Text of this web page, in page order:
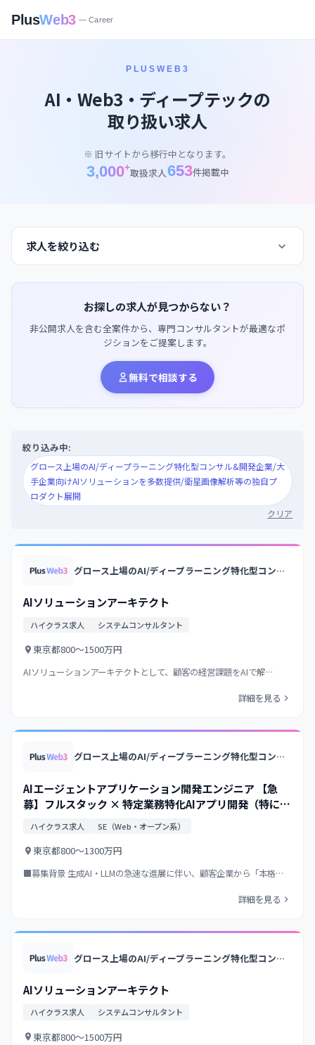
PlusWeb3 — Career
PLUSWEB3
AI・Web3・ディープテックの
取り扱い求人
※ 旧サイトから移行中となります。
3,000+取扱求人653件掲載中
求人を絞り込む
お探しの求人が見つからない？
非公開求人を含む全案件から、専門コンサルタントが最適なポ
ジションをご提案します。
無料で相談する
絞り込み中:
グロース上場のAI/ディープラーニング特化型コンサル&開発企業/大
手企業向けAIソリューションを多数提供/衛星画像解析等の独自プ
ロダクト展開
クリア
グロース上場のAI/ディープラーニング特化型コンサル&開発企業/大手企業向けAIソリューションを多数提供/衛星画像解析等の独自プロダクト展開
AIソリューションアーキテクト
ハイクラス求人 システムコンサルタント
東京都800〜1500万円
AIソリューションアーキテクトとして、顧客の経営課題をAIで解…
詳細を見る
グロース上場のAI/ディープラーニング特化型コンサル&開発企業/大手企業向けAIソリューションを多数提供/衛星画像解析等の独自プロダクト展開
AIエージェントアプリケーション開発エンジニア 【急
募】フルスタック × 特定業務特化AIアプリ開発（特に
TypeScript・Mastra）
ハイクラス求人 SE（Web・オープン系）
東京都800〜1300万円
■募集背景 生成AI・LLMの急速な進展に伴い、顧客企業から「本格…
詳細を見る
グロース上場のAI/ディープラーニング特化型コンサル&開発企業/大手企業向けAIソリューションを多数提供/衛星画像解析等の独自プロダクト展開
AIソリューションアーキテクト
ハイクラス求人 システムコンサルタント
東京都800〜1500万円